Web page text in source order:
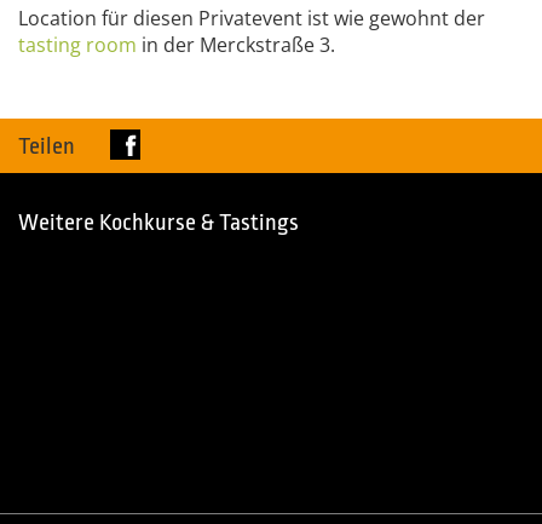
Location für diesen Privatevent ist wie gewohnt der
tasting room in der Merckstraße 3.
Teilen
Weitere Kochkurse & Tastings